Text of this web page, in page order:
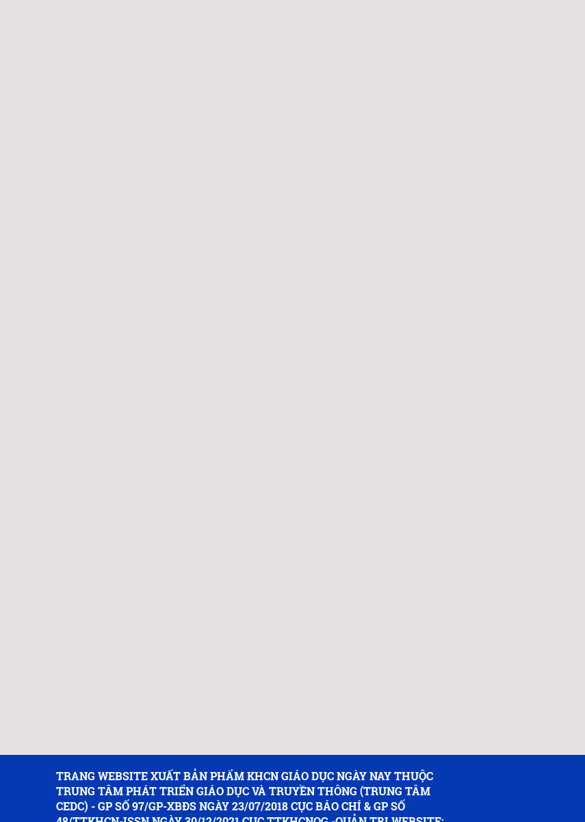
TRANG WEBSITE XUẤT BẢN PHẨM KHCN GIÁO DỤC NGÀY NAY THUỘC
TRUNG TÂM PHÁT TRIỂN GIÁO DỤC VÀ TRUYỀN THÔNG (TRUNG TÂM
CEDC) - GP SỐ 97/GP-XBĐS NGÀY 23/07/2018 CỤC BÁO CHÍ & GP SỐ